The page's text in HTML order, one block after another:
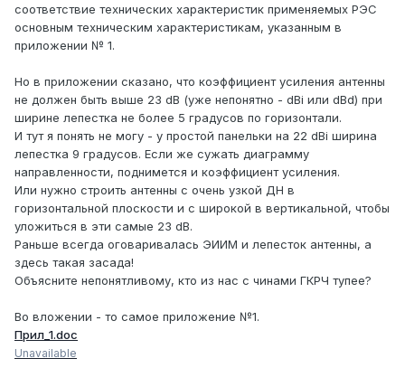
соответствие технических характеристик применяемых РЭС
основным техническим характеристикам, указанным в
приложении № 1.
Но в приложении сказано, что коэффициент усиления антенны
не должен быть выше 23 dB (уже непонятно - dBi или dBd) при
ширине лепестка не более 5 градусов по горизонтали.
И тут я понять не могу - у простой панельки на 22 dBi ширина
лепестка 9 градусов. Если же сужать диаграмму
направленности, поднимется и коэффициент усиления.
Или нужно строить антенны с очень узкой ДН в
горизонтальной плоскости и с широкой в вертикальной, чтобы
уложиться в эти самые 23 dB.
Раньше всегда оговаривалась ЭИИМ и лепесток антенны, а
здесь такая засада!
Объясните непонятливому, кто из нас с чинами ГКРЧ тупее?
Во вложении - то самое приложение №1.
Прил_1.doc
Unavailable